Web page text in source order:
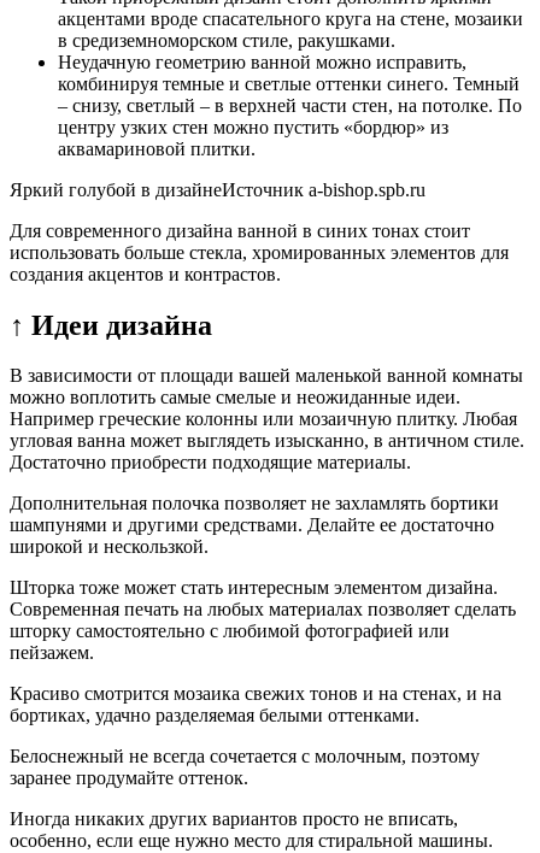
акцентами вроде спасательного круга на стене, мозаики
в средиземноморском стиле, ракушками.
Неудачную геометрию ванной можно исправить,
комбинируя темные и светлые оттенки синего. Темный
– снизу, светлый – в верхней части стен, на потолке. По
центру узких стен можно пустить «бордюр» из
аквамариновой плитки.
Яркий голубой в дизайнеИсточник a-bishop.spb.ru
Для современного дизайна ванной в синих тонах стоит
использовать больше стекла, хромированных элементов для
создания акцентов и контрастов.
↑ Идеи дизайна
В зависимости от площади вашей маленькой ванной комнаты
можно воплотить самые смелые и неожиданные идеи.
Например греческие колонны или мозаичную плитку. Любая
угловая ванна может выглядеть изысканно, в античном стиле.
Достаточно приобрести подходящие материалы.
Дополнительная полочка позволяет не захламлять бортики
шампунями и другими средствами. Делайте ее достаточно
широкой и нескользкой.
Шторка тоже может стать интересным элементом дизайна.
Современная печать на любых материалах позволяет сделать
шторку самостоятельно с любимой фотографией или
пейзажем.
Красиво смотрится мозаика свежих тонов и на стенах, и на
бортиках, удачно разделяемая белыми оттенками.
Белоснежный не всегда сочетается с молочным, поэтому
заранее продумайте оттенок.
Иногда никаких других вариантов просто не вписать,
особенно, если еще нужно место для стиральной машины.